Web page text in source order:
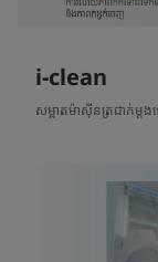
i-clean
សម្អាតម៉ាស៊ីនត្រជាក់ម្ត